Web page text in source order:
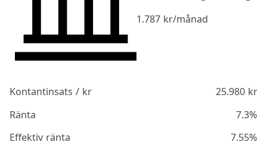
1.787 kr/månad
Kontantinsats / kr 25.980kr
Ränta
7.3%
Effektiv ränta
7.55%